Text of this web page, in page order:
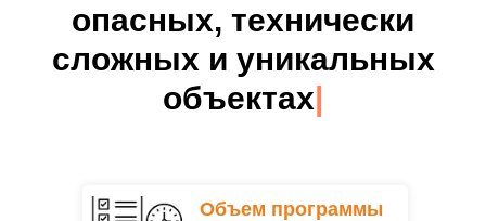
опасных, технически
сложных и уникальных
объектах|
Объем программы